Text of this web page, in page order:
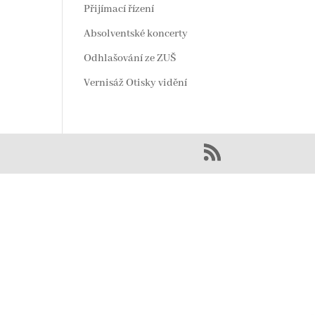
Přijímací řízení
Absolventské koncerty
Odhlašování ze ZUŠ
Vernisáž Otisky vidění